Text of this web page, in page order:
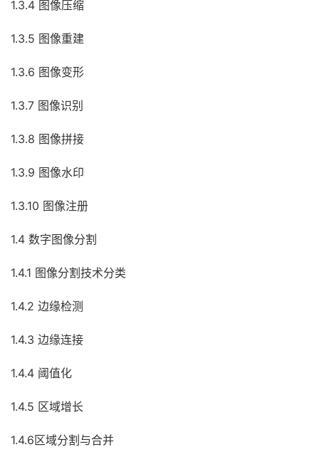
1.3.4 图像压缩
1.3.5 图像重建
1.3.6 图像变形
1.3.7 图像识别
1.3.8 图像拼接
1.3.9 图像水印
1.3.10 图像注册
1.4 数字图像分割
1.4.1 图像分割技术分类
1.4.2 边缘检测
1.4.3 边缘连接
1.4.4 阈值化
1.4.5 区域增长
1.4.6区域分割与合并